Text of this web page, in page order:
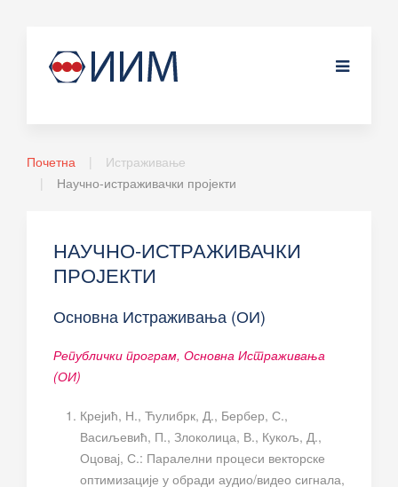
Почетна
Истраживање
Научно-истраживачки пројекти
НАУЧНО-ИСТРАЖИВАЧКИ
ПРОЈЕКТИ
Основна Истраживања (ОИ)
Републички програм, Основна Истраживања
(ОИ)
Крејић, Н., Ћулибрк, Д., Бербер, С.,
Васиљевић, П., Злоколица, В., Кукољ, Д.,
Оцовај, С.: Паралелни процеси векторске
оптимизације у обради аудио/видео сигнала,